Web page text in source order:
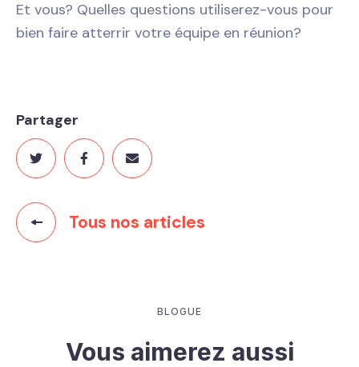
Et vous? Quelles questions utiliserez-vous pour
bien faire atterrir votre équipe en réunion?
Tous nos articles
Partager
BLOGUE
Vous aimerez aussi